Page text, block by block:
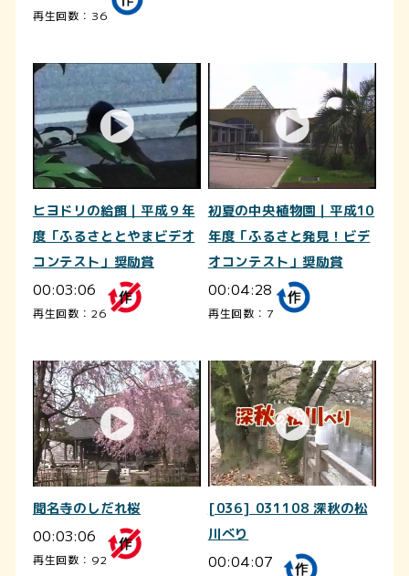
再生回数：36
ヒヨドリの給餌｜平成９年
度「ふるさととやまビデオ
コンテスト」奨励賞
00:03:06
再生回数：26
初夏の中央植物園｜平成10
年度「ふるさと発見！ビデ
オコンテスト」奨励賞
00:04:28
再生回数：7
聞名寺のしだれ桜
00:03:06
再生回数：92
[036] 031108 深秋の松
川べり
00:04:07